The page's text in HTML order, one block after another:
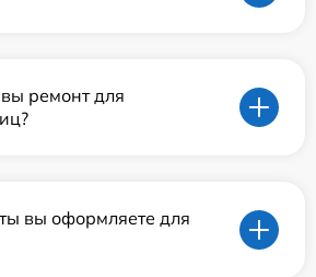
ремонт для
вы оформляете для